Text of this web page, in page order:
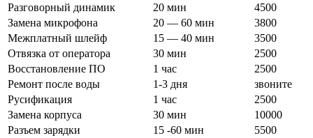
Разговорный динамик
20 мин
4500
Замена микрофона
20 — 60 мин
3800
Межплатный шлейф
15 — 40 мин
3500
Отвязка от оператора
30 мин
2500
Восстановление ПО
1 час
2500
Ремонт после воды
1-3 дня
звоните
Русификация
1 час
2500
Замена корпуса
30 мин
10000
Разъем зарядки
15 -60 мин
5500